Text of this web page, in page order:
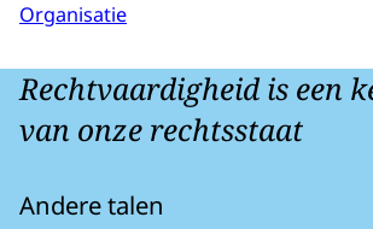
Organisatie
Rechtvaardigheid is een
van onze rechtsstaat
Andere talen